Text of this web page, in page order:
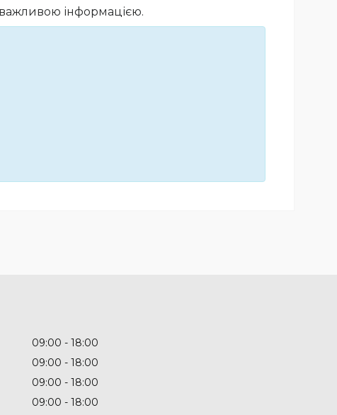
інформацією.
09:00
18:00
09:00
18:00
09:00
18:00
09:00
18:00